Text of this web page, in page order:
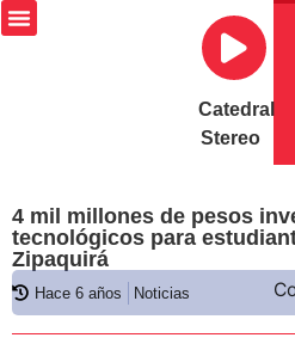
Catedral
Stereo
4 mil millones de pesos
tecnológicos para
Zipaquirá
Hace 6 años Noticias